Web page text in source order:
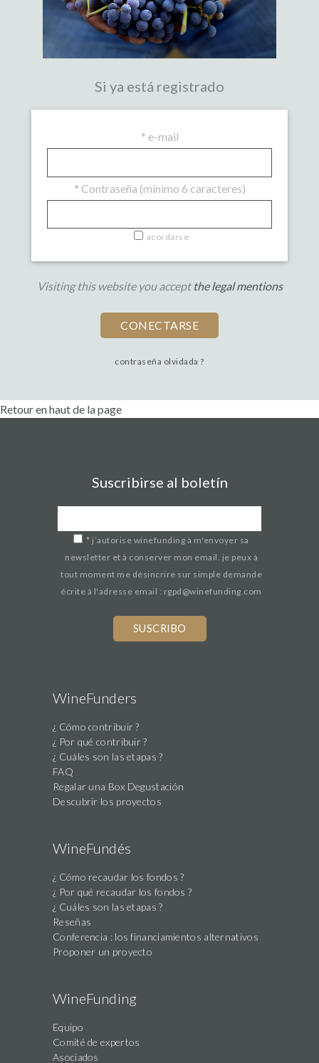
Si ya está registrado
* e-mail
* Contraseña (mínimo 6 caracteres)
acordarse
Visiting this website you accept the legal mentions
contraseña olvidada ?
Retour en haut de la page
Suscribirse al boletín
* j’autorise winefunding à m'envoyer sa
newsletter et à conserver mon email. je peux à
tout moment me désincrire sur simple demande
écrite à l'adresse email : rgpd@winefunding.com
this
field
WineFunders
¿ Cómo contribuir ?
¿ Por qué contribuir ?
¿ Cuáles son las etapas ?
FAQ
Regalar una Box Degustación
Descubrir los proyectos
WineFundés
¿ Cómo recaudar los fondos ?
¿ Por qué recaudar los fondos ?
¿ Cuáles son las etapas ?
Reseñas
Conferencia : los financiamientos alternativos
Proponer un proyecto
WineFunding
Equipo
Comité de expertos
Asociados